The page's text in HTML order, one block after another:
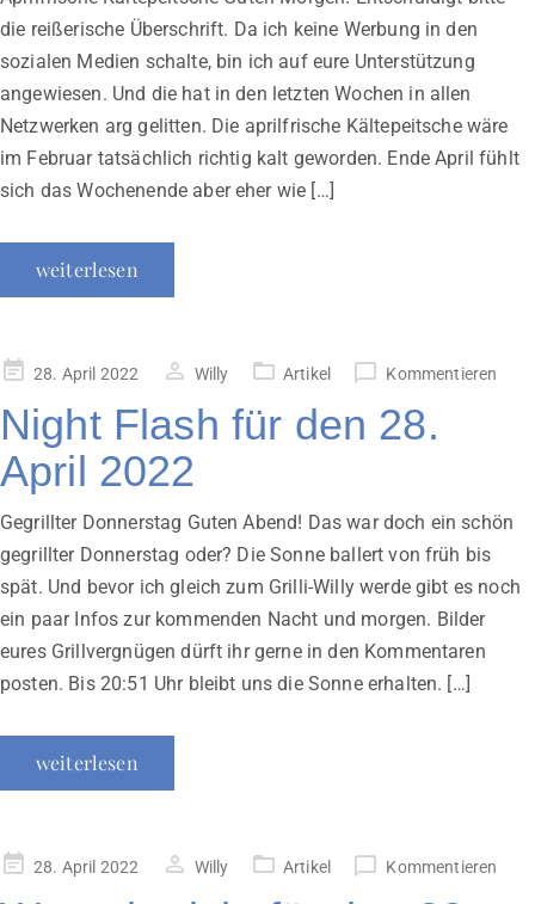
die reißerische Überschrift. Da ich keine Werbung in den
sozialen Medien schalte, bin ich auf eure Unterstützung
angewiesen. Und die hat in den letzten Wochen in allen
Netzwerken arg gelitten. Die aprilfrische Kältepeitsche wäre
im Februar tatsächlich richtig kalt geworden. Ende April fühlt
sich das Wochenende aber eher wie […]
weiterlesen
Veröffentlicht
28. April 2022 Willy Artikel Kommentieren
Night Flash für den 28.
April 2022
Gegrillter Donnerstag Guten Abend! Das war doch ein schön
gegrillter Donnerstag oder? Die Sonne ballert von früh bis
spät. Und bevor ich gleich zum Grilli-Willy werde gibt es noch
ein paar Infos zur kommenden Nacht und morgen. Bilder
eures Grillvergnügen dürft ihr gerne in den Kommentaren
posten. Bis 20:51 Uhr bleibt uns die Sonne erhalten. […]
weiterlesen
Veröffentlicht
28. April 2022 Willy Artikel Kommentieren